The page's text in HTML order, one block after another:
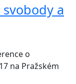
a
o
na Pražském